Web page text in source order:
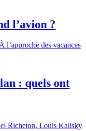
l’avion ?
des vacances
: quels ont
Richeton, Louis Kalisky